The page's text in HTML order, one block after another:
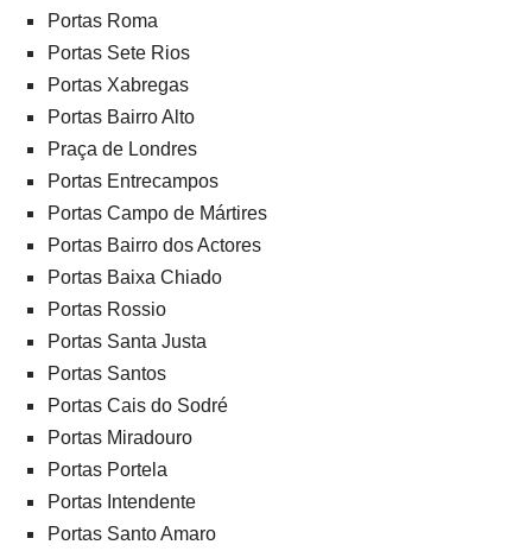
Portas Roma
Portas Sete Rios
Portas Xabregas
Portas Bairro Alto
Praça de Londres
Portas Entrecampos
Portas Campo de Mártires
Portas Bairro dos Actores
Portas Baixa Chiado
Portas Rossio
Portas Santa Justa
Portas Santos
Portas Cais do Sodré
Portas Miradouro
Portas Portela
Portas Intendente
Portas Santo Amaro